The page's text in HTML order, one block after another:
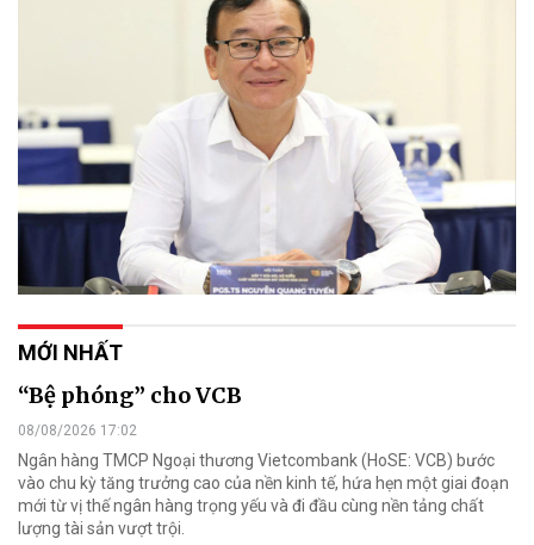
MỚI NHẤT
“Bệ phóng” cho VCB
08/08/2026 17:02
Ngân hàng TMCP Ngoại thương Vietcombank (HoSE: VCB) bước
vào chu kỳ tăng trưởng cao của nền kinh tế, hứa hẹn một giai đoạn
mới từ vị thế ngân hàng trọng yếu và đi đầu cùng nền tảng chất
lượng tài sản vượt trội.